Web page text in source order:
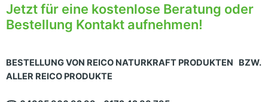
Jetzt für eine kostenlose Beratung oder
Bestellung Kontakt aufnehmen!
BESTELLUNG VON REICO NATURKRAFT PRODUKTEN BZW.
ALLER REICO PRODUKTE